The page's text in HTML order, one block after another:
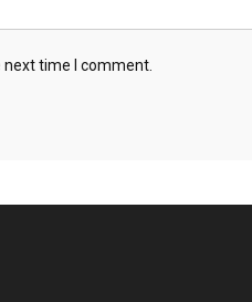
time I comment.